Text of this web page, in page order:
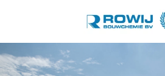
naar
de
hoofdinhoud